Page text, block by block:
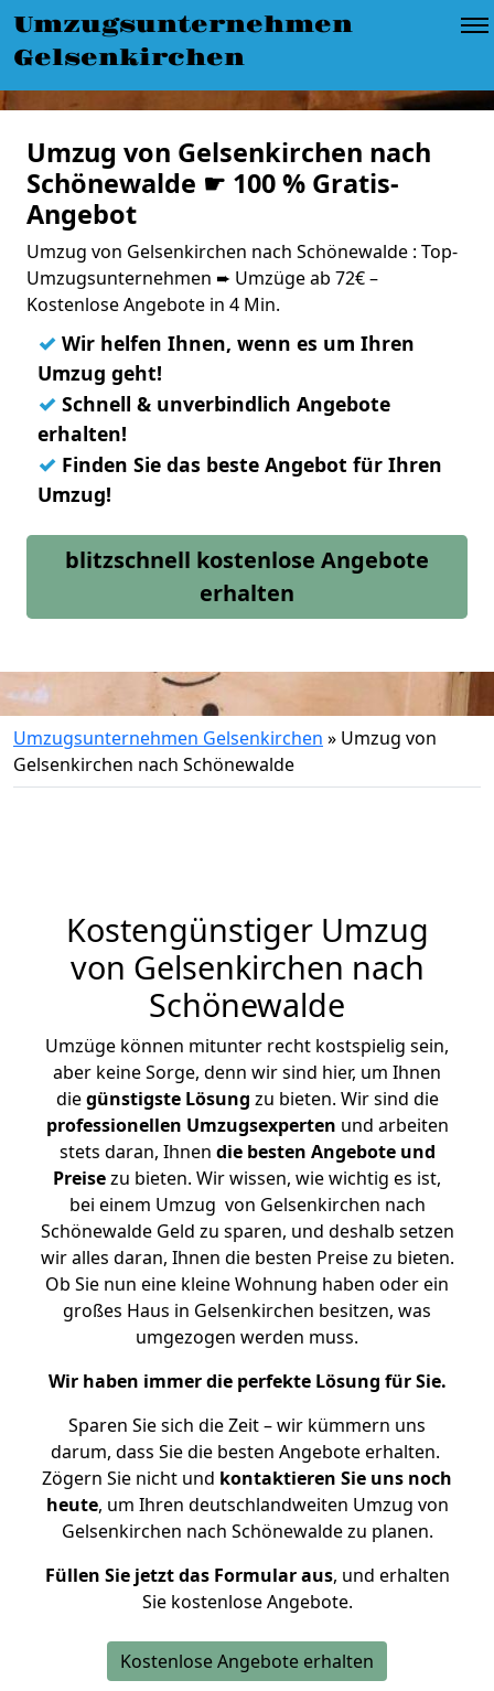
Umzugsunternehmen
Gelsenkirchen
Umzug von Gelsenkirchen nach
Schönewalde ☛ 100 % Gratis-
Angebot
Umzug von Gelsenkirchen nach Schönewalde : Top-
Umzugsunternehmen ➨ Umzüge ab 72€ –
Kostenlose Angebote in 4 Min.
✓ Wir helfen Ihnen, wenn es um Ihren
Umzug geht!
✓ Schnell & unverbindlich Angebote
erhalten!
✓ Finden Sie das beste Angebot für Ihren
Umzug!
blitzschnell kostenlose Angebote
erhalten
Umzugsunternehmen Gelsenkirchen » Umzug von
Gelsenkirchen nach Schönewalde
Kostengünstiger Umzug
von Gelsenkirchen nach
Schönewalde
Umzüge können mitunter recht kostspielig sein,
aber keine Sorge, denn wir sind hier, um Ihnen
diegünstigste Lösung zu bieten. Wir sind die
professionellen Umzugsexperten und arbeiten
stets daran, Ihnen die besten Angebote und
Preisezu bieten. Wir wissen, wie wichtig es ist,
bei einem Umzug von Gelsenkirchen nach
Schönewalde Geld zu sparen, und deshalb setzen
wir alles daran, Ihnen die besten Preise zu bieten.
Ob Sie nun eine kleine Wohnung haben oder ein
großes Haus in Gelsenkirchen besitzen, was
umgezogen werden muss.
Wir haben immer die perfekte Lösung für Sie.
Sparen Sie sich die Zeit – wir kümmern uns
darum, dass Sie die besten Angebote erhalten.
Zögern Sie nicht und kontaktieren Sie uns noch
heute, um Ihren deutschlandweiten Umzug von
Gelsenkirchen nach Schönewalde zu planen.
Füllen Sie jetzt das Formular aus, und erhalten
Sie kostenlose Angebote.
Kostenlose Angebote erhalten